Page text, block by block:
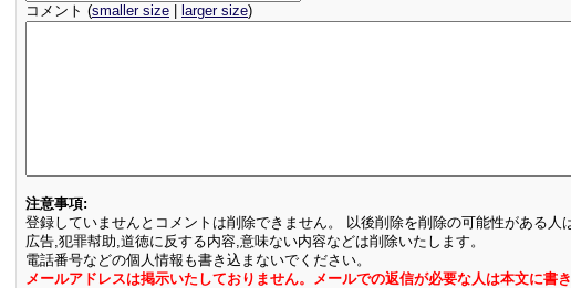
コメント (smaller size larger size)
注意事項:
登録していませんとコメントは削除できません。 以後削除を削除の可能性がある人
広告,犯罪幇助,道徳に反する内容,意味ない内容などは削除いたします。
電話番号などの個人情報も書き込まないでください。
メールアドレスは掲示いたしておりません。メールでの返信が必要な人は本文に書き